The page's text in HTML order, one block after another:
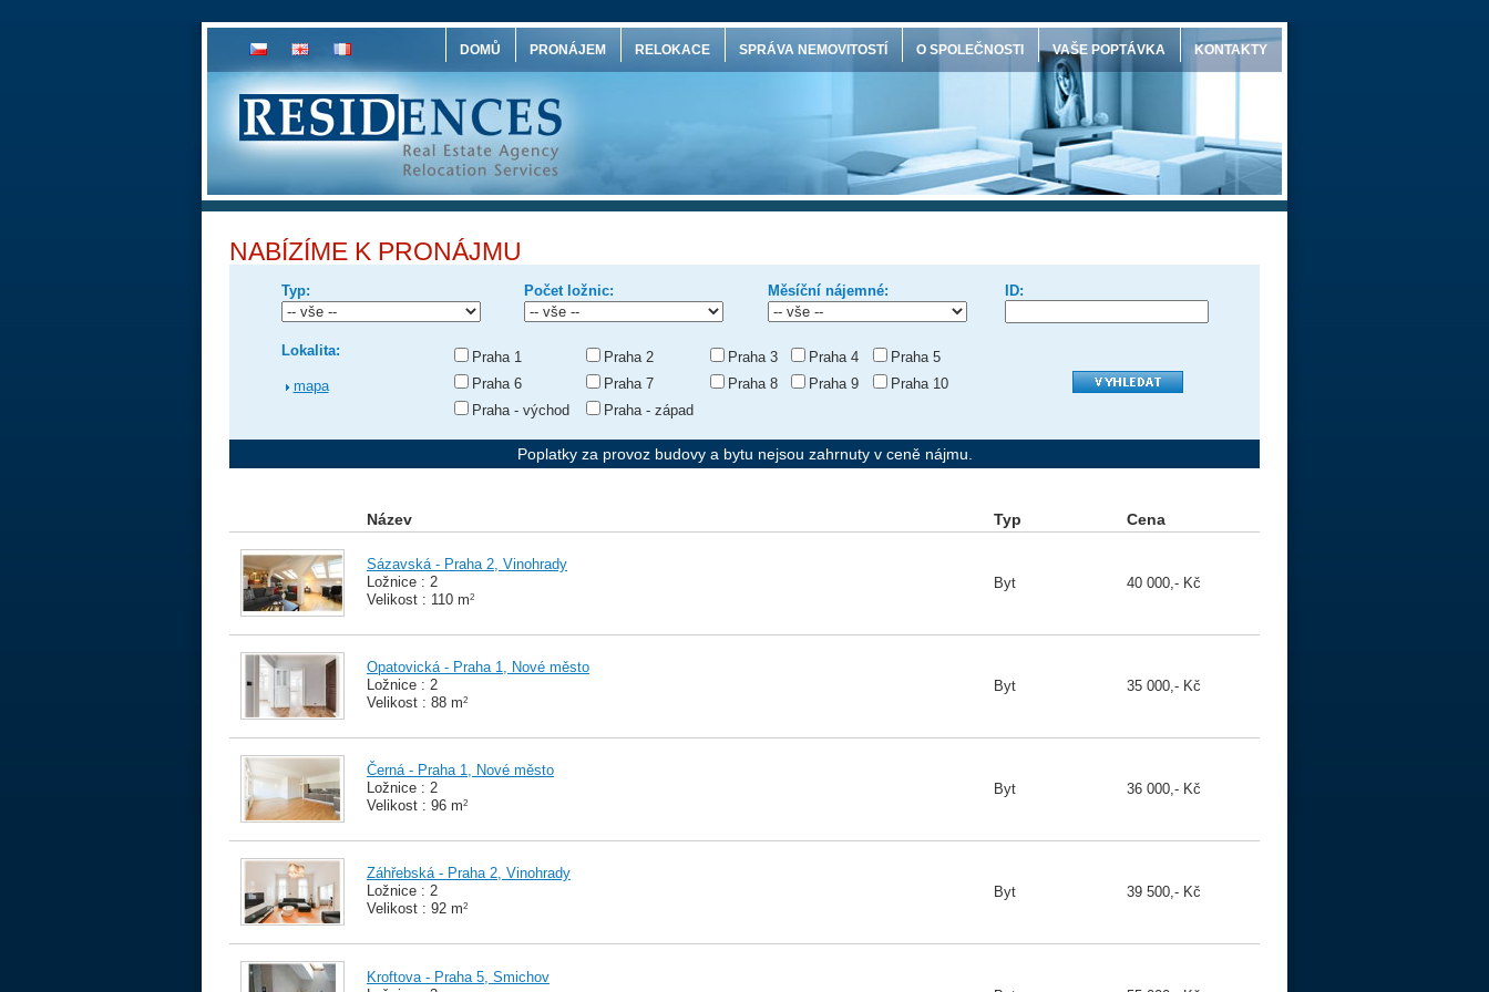
DOMŮ PRONÁJEM RELOKACE SPRÁVA NEMOVITOSTÍ O SPOLEČNOSTI VAŠE POPTÁVKA KONTAKTY
NABÍZÍME K PRONÁJMU
Typ: Počet ložnic: Měsíční nájemné: ID:
Lokalita:
mapa
Praha 1 Praha 2 Praha 3 Praha 4
Praha 5
Praha 6
Praha 7 Praha 8 Praha 9
Praha 10
Praha - východ
Praha - západ
Poplatky za provoz budovy a bytu nejsou zahrnuty v ceně nájmu.
Název
Typ Cena
Sázavská - Praha 2, Vinohrady
Ložnice : 2
Velikost : 110 m2
Byt 40 000,- Kč
Opatovická - Praha 1, Nové město
Ložnice : 2
Velikost : 88 m2
Byt 35 000,- Kč
Černá - Praha 1, Nové město
Ložnice : 2
Velikost : 96 m2
Byt 36 000,- Kč
Záhřebská - Praha 2, Vinohrady
Ložnice : 2
Velikost : 92 m2
Byt 39 500,- Kč
Kroftova - Praha 5, Smichov